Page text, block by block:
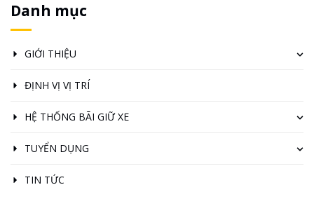
Danh mục
GIỚI THIỆU
ĐỊNH VỊ VỊ TRÍ
HỆ THỐNG BÃI GIỮ XE
TUYỂN DỤNG
TIN TỨC